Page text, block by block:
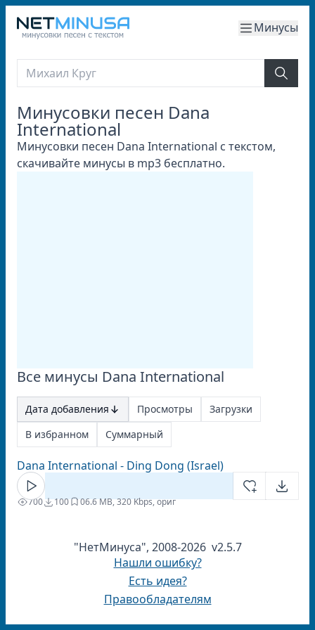
Минусы
Минусовки песен Dana
International
Минусовки песен Dana International с текстом,
скачивайте минусы в mp3 бесплатно.
Все минусы Dana International
Дата добавления Просмотры
Загрузки
В избранном
Суммарный
Dana International - Ding Dong (Israel)
700 100 06.6 MB, 320 Kbps, ориг
"НетМинуса", 2008-2026 v2.5.7
Нашли ошибку?
Есть идея?
Правообладателям